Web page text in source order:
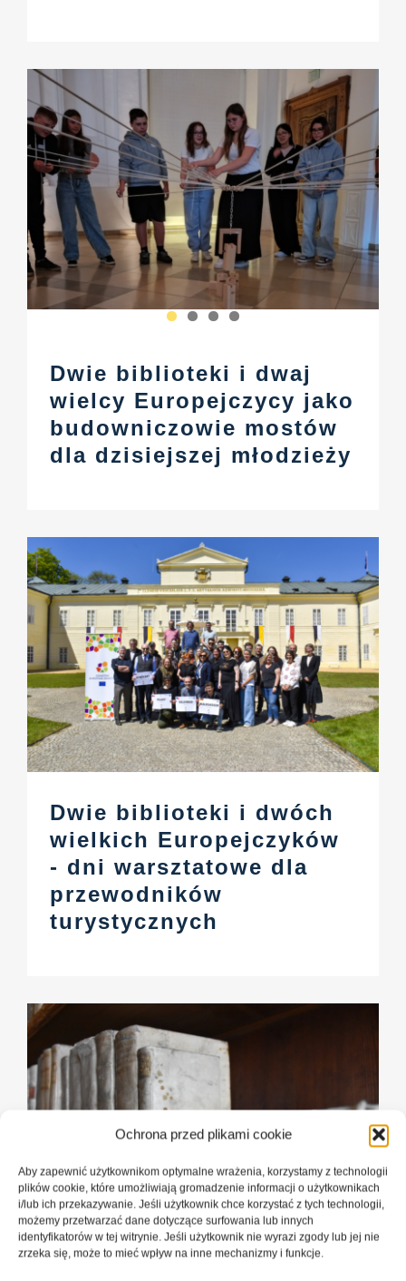
Ochrona przed plikami cookie
Aby zapewnić użytkownikom optymalne wrażenia, korzystamy z technologii
plików cookie, które umożliwiają gromadzenie informacji o użytkownikach
i/lub ich przekazywanie. Jeśli użytkownik chce korzystać z tych technologii,
możemy przetwarzać dane dotyczące surfowania lub innych
identyfikatorów w tej witrynie. Jeśli użytkownik nie wyrazi zgody lub jej nie
zrzeka się, może to mieć wpływ na inne mechanizmy i funkcje.
Dwie biblioteki i dwaj
wielcy Europejczycy jako
budowniczowie mostów
dla dzisiejszej młodzieży
Dwie biblioteki i dwóch
wielkich Europejczyków
- dni warsztatowe dla
przewodników
turystycznych